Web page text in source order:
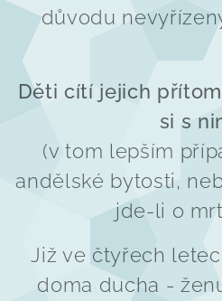
důvodu
Děti cítí jejich
si s
(v tom lepším
andělské bytosti,
jde-li o
Již ve čtyřech
doma ducha -